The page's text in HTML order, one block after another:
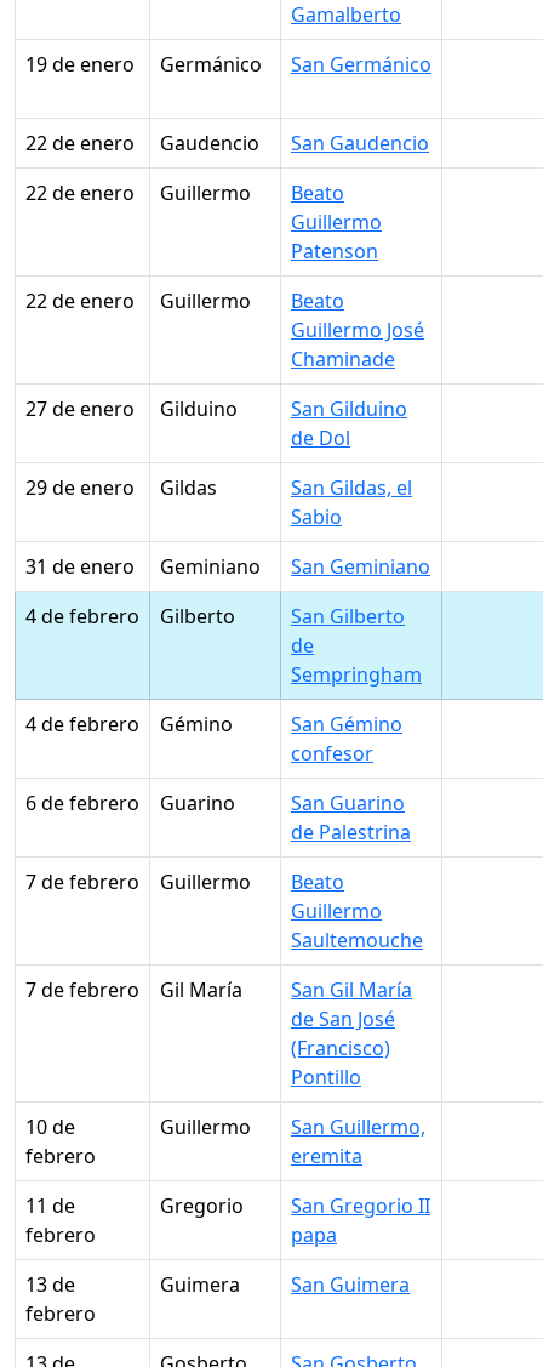
Gamalberto
19 de enero
Germánico San Germánico
22 de enero Gaudencio
San Gaudencio
22 de enero
Guillermo
Beato
Guillermo
Patenson
22 de enero
Guillermo
Beato
Guillermo José
Chaminade
27 de enero
Gilduino
San Gilduino
de Dol
29 de enero
Gildas
San Gildas, el
Sabio
31 de enero
Geminiano
San Geminiano
4 de febrero
Gilberto
San Gilberto
de
Sempringham
4 de febrero
Gémino
San Gémino
confesor
6 de febrero
Guarino
San Guarino
de Palestrina
7 de febrero
Guillermo
Beato
Guillermo
Saultemouche
7 de febrero
Gil María
San Gil María
de San José
(Francisco)
Pontillo
10 de
febrero
Guillermo
San Guillermo,
eremita
11 de
febrero
Gregorio
San Gregorio II
papa
13 de
febrero
Guimera San Guimera